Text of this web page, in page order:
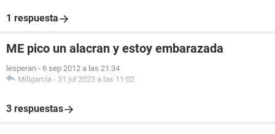
1 respuesta
ME pico un alacran y estoy embarazada
lesperan - 6 sep 2012 a las 21:34
Miligarcia - 31 jul 2023 a las 11:02
3 respuestas